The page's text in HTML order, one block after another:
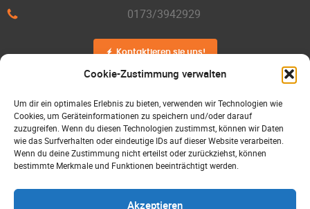
Cookie-Zustimmung verwalten
Um dir ein optimales Erlebnis zu bieten, verwenden wir Technologien wie
Cookies, um Geräteinformationen zu speichern und/oder darauf
zuzugreifen. Wenn du diesen Technologien zustimmst, können wir Daten
wie das Surfverhalten oder eindeutige IDs auf dieser Website verarbeiten.
Wenn du deine Zustimmung nicht erteilst oder zurückziehst, können
bestimmte Merkmale und Funktionen beeinträchtigt werden.
Akzeptieren
0173/3942929
Kontaktieren sie uns!
Unsere Leistungen
Kontakt
Über uns